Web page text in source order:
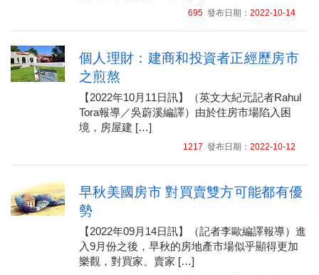
695發布日期： 2022-10-14
個人理財：建商和投資者正經歷房市
之煎熬
【2022年10月11日訊】（英文大紀元記者Rahul
Tora報導／吳蔚溪編譯）由於住房市場陷入困
境，房屋建 […]
1217 發布日期： 2022-10-12
早秋美國房市 對買賣雙方可能都有優
勢
【2022年09月14日訊】（記者李歐編譯報導）進
入9月份之後，早秋的房地產市場似乎顯得更加
樂觀，對買家、賣家 […]